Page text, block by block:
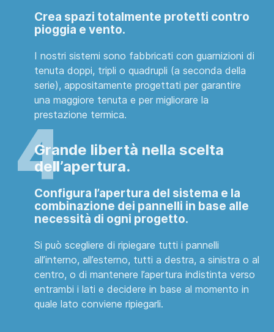
Crea spazi totalmente protetti contro
pioggia e vento.
I nostri sistemi sono fabbricati con guarnizioni di
tenuta doppi, tripli o quadrupli (a seconda della
serie), appositamente progettati per garantire
una maggiore tenuta e per migliorare la
prestazione termica.
Grande libertà nella scelta
dell’apertura.
Configura l’apertura del sistema e la
combinazione dei pannelli in base alle
necessità di ogni progetto.
Si può scegliere di ripiegare tutti i pannelli
all’interno, all’esterno, tutti a destra, a sinistra o al
centro, o di mantenere l’apertura indistinta verso
entrambi i lati e decidere in base al momento in
quale lato conviene ripiegarli.